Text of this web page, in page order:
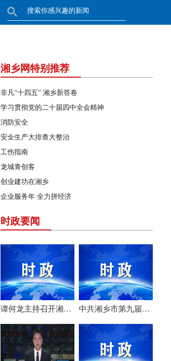
湘乡网特别推荐
非凡“十四五” 湘乡新答卷
学习贯彻党的二十届四中全会精神
消防安全
安全生产大排查大整治
工伤指南
龙城青创客
创业建功在湘乡
企业服务年 全力拼经济
时政要闻
谭何龙主持召开湘乡市第九届市委常委会（扩大）会议 中共湘乡市第九届委员会举行第一次全体会议 选举产生新一届市委常委班子